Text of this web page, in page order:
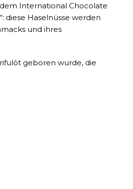
International Chocolate
diese Haselnüsse werden
und ihres
geboren wurde, die